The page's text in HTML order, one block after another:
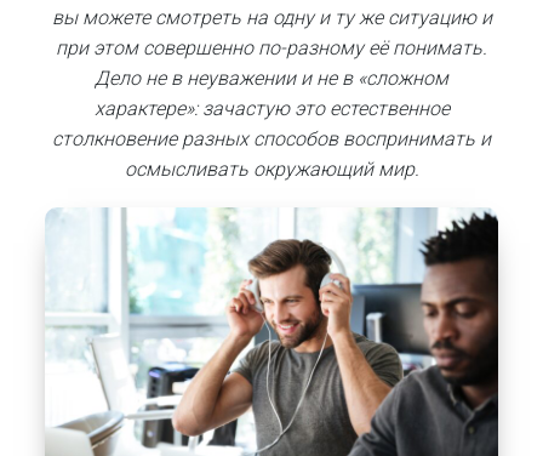
вы можете смотреть на одну и ту же ситуацию и
при этом совершенно по-разному её понимать.
Дело не в неуважении и не в «сложном
характере»: зачастую это естественное
столкновение разных способов воспринимать и
осмысливать окружающий мир.